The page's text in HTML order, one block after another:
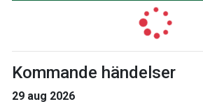
Kommande händelser
29 aug 2026